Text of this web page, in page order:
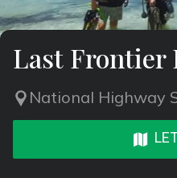
Last Frontier
National Highway